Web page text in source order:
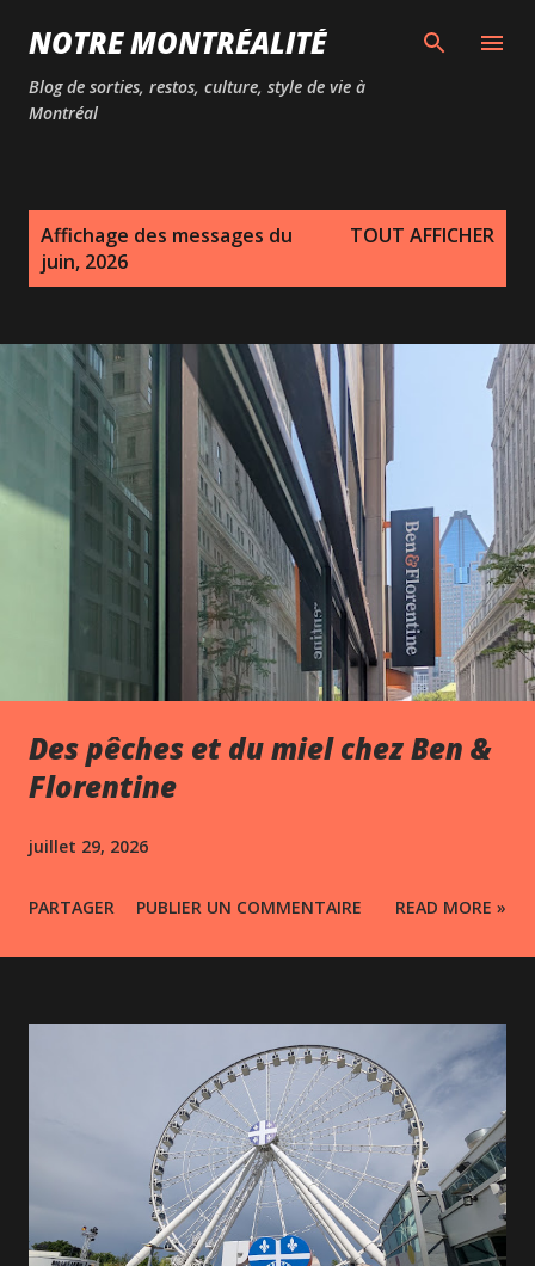
Passer au contenu principal
NOTRE MONTRÉALITÉ
Blog de sorties, restos, culture, style de vie à
Montréal
Affichage des messages du
juin, 2026
TOUT AFFICHER
Des pêches et du miel chez Ben &
Florentine
juillet 29, 2026
PARTAGER PUBLIER UN COMMENTAIRE READ MORE »